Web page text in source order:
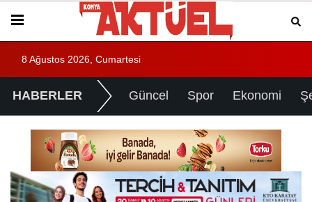
8 Ağustos 2026, Cumartesi
HABERLER Güncel Spor Ekonomi